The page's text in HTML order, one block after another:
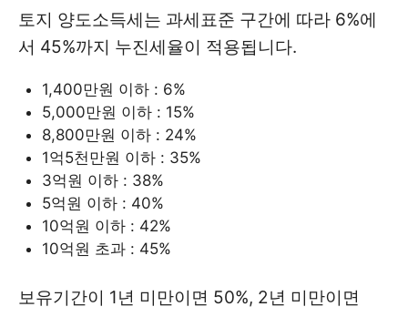
토지 양도소득세는 과세표준 구간에 따라 6%에
서 45%까지 누진세율이 적용됩니다.
1,400만원 이하 : 6%
5,000만원 이하 : 15%
8,800만원 이하 : 24%
1억5천만원 이하 : 35%
3억원 이하 : 38%
5억원 이하 : 40%
10억원 이하 : 42%
10억원 초과 : 45%
보유기간이 1년 미만이면 50%, 2년 미만이면